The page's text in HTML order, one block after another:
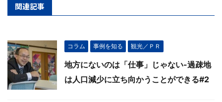
関連記事
コラム 事例を知る 観光／ＰＲ
地方にないのは「仕事」じゃない-過疎地
は人口減少に立ち向かうことができる#2